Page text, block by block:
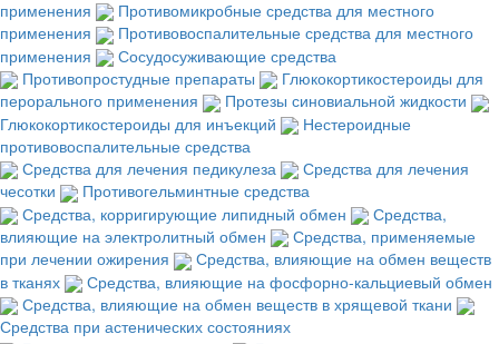
применения
Противомикробные средства для местного
применения
Противовоспалительные средства для местного
применения
Сосудосуживающие средства
Противопростудные препараты
Глюкокортикостероиды для
перорального применения
Протезы синовиальной жидкости
Глюкокортикостероиды для инъекций
Нестероидные
противовоспалительные средства
Средства для лечения педикулеза
Средства для лечения
чесотки
Противогельминтные средства
Средства, корригирующие липидный обмен
Средства,
влияющие на электролитный обмен
Средства, применяемые
при лечении ожирения
Средства, влияющие на обмен веществ
в тканях
Средства, влияющие на фосфорно-кальциевый обмен
Средства, влияющие на обмен веществ в хрящевой ткани
Средства при астенических состояниях